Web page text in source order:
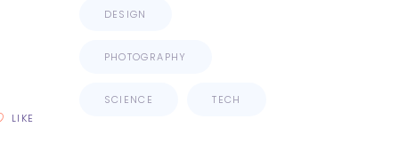
LIKE
DESIGN
PHOTOGRAPHY
SCIENCE TECH